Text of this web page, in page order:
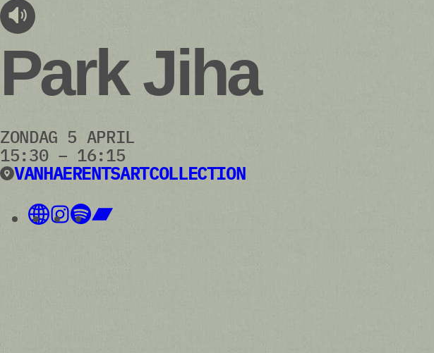
audioplayer.listen
Park Jiha
ZONDAG 5 APRIL
15:30 – 16:15
VANHAERENTSARTCOLLECTION